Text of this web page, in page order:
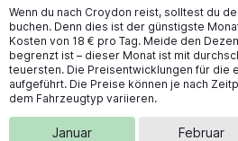
Wenn du nach Croydon reist, solltest du
buchen. Denn dies ist der günstigste
Kosten von 18 € pro Tag. Meide den
begrenzt ist – dieser Monat ist mit
teuersten. Die Preisentwicklungen für die
aufgeführt. Die Preise können je nach
dem Fahrzeugtyp variieren.
Januar Februar